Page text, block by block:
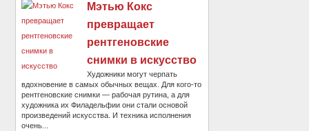
Мэтью Кокс
превращает
рентгеновские
снимки в искусство
Художники могут черпать
вдохновение в самых обычных вещах. Для кого-то
рентгеновские снимки — рабочая рутина, а для
художника их Филадельфии они стали основой
произведений искусства. И техника исполнения
очень...